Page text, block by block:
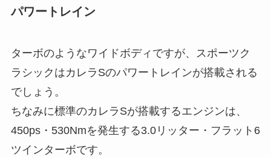
パワートレイン
ターボのようなワイドボディですが、スポーツク
ラシックはカレラSのパワートレインが搭載される
でしょう。
ちなみに標準のカレラSが搭載するエンジンは、
450ps・530Nmを発生する3.0リッター・フラット6
ツインターボです。